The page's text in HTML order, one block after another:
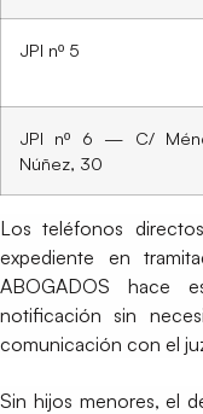
JPI nº 5
JPI nº 6 — C/
Núñez, 30
Los teléfonos
expediente en
ABOGADOS hace
notificación sin
comunicación con el
Sin hijos menores, el